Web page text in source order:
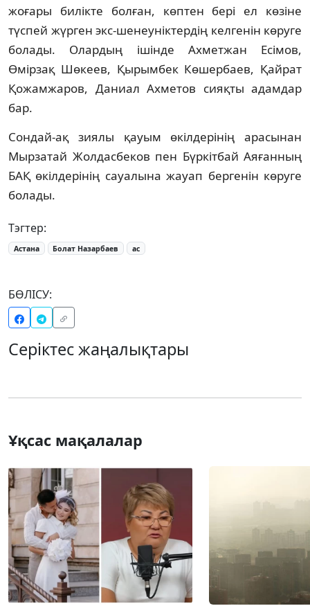
жоғары билікте болған, көптен бері ел көзіне
түспей жүрген экс-шенеуніктердің келгенін көруге
болады. Олардың ішінде Ахметжан Есімов,
Өмірзақ Шөкеев, Қырымбек Көшербаев, Қайрат
Қожамжаров, Даниал Ахметов сияқты адамдар
бар.
Сондай-ақ зиялы қауым өкілдерінің арасынан
Мырзатай Жолдасбеков пен Бүркітбай Аяғанның
БАҚ өкілдерінің сауалына жауап бергенін көруге
болады.
Тэгтер:
Астана Болат Назарбаев ас
БӨЛІСУ:
Серіктес жаңалықтары
Ұқсас мақалалар